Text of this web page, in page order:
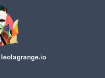
leolagrange.io